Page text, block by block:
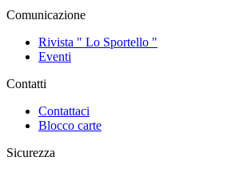
Comunicazione
Rivista " Lo Sportello "
Eventi
Contatti
Contattaci
Blocco carte
Sicurezza